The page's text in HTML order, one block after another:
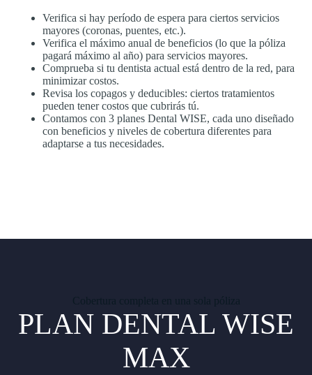
Verifica si hay período de espera para ciertos servicios
mayores (coronas, puentes, etc.).
Verifica el máximo anual de beneficios (lo que la póliza
pagará máximo al año) para servicios mayores.
Comprueba si tu dentista actual está dentro de la red, para
minimizar costos.
Revisa los copagos y deducibles: ciertos tratamientos
pueden tener costos que cubrirás tú.
Contamos con 3 planes Dental WISE, cada uno diseñado
con beneficios y niveles de cobertura diferentes para
adaptarse a tus necesidades.
PLAN DENTAL WISE
MAX